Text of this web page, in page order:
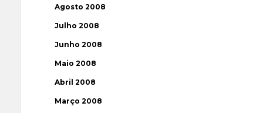
Agosto 2008
Julho 2008
Junho 2008
Maio 2008
Abril 2008
Março 2008